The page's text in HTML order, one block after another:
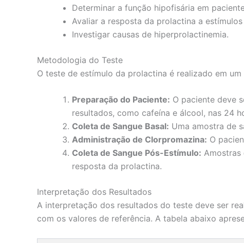
Determinar a função hipofisária em
Avaliar a resposta da prolactina a
Investigar causas de hiperprolactinemia.
Metodologia do Teste
O teste de estímulo da prolactina é realizado em
Preparação do Paciente: O paciente deve
resultados, como cafeína e álcool, nas 24
Coleta de Sangue Basal: Uma amostra de
Administração de Clorpromazina: O
Coleta de Sangue Pós-Estímulo: Amostras
resposta da prolactina.
Interpretação dos Resultados
A interpretação dos resultados do teste deve ser
com os valores de referência. A tabela abaixo